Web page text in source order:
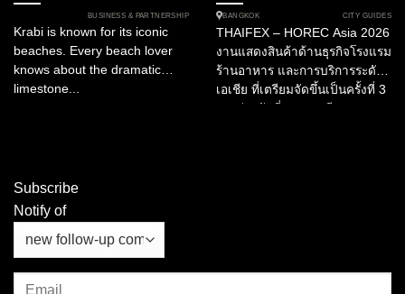
BUSINESS & PARTNERSHIP
Krabi is known for its iconic
beaches. Every beach lover
knows about the dramatic
limestone...
BANGKOK CITY GUIDES
THAIFEX – HOREC Asia 2026
งานแสดงสินค้าด้านธุรกิจโรงแรม
ร้านอาหาร และการบริการระดับ
เอเชีย ที่เตรียมจัดขึ้นเป็นครั้งที่ 3
Subscribe
Notify of